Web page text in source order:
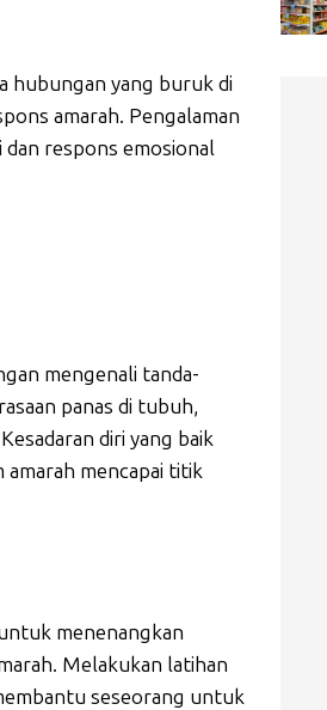
hubungan yang buruk di
amarah. Pengalaman
respons emosional
mengenali tanda-
panas di tubuh,
diri yang baik
mencapai titik
menenangkan
Melakukan latihan
seseorang untuk